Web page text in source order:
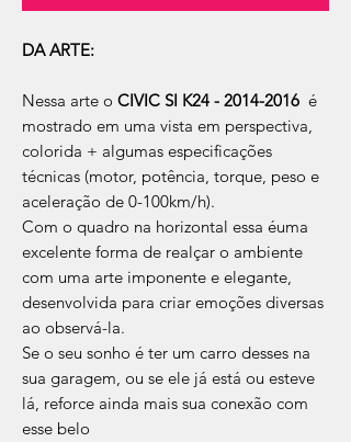
DA ARTE:
Nessa arte o CIVIC SI K24 - 2014-2016 é
mostrado em uma vista em perspectiva,
colorida + algumas especificações
técnicas (motor, potência, torque, peso e
aceleração de 0-100km/h).
Com o quadro na horizontal essa éuma
excelente forma de realçar o ambiente
com uma arte imponente e elegante,
desenvolvida para criar emoções diversas
ao observá-la.
Se o seu sonho é ter um carro desses na
sua garagem, ou se ele já está ou esteve
lá, reforce ainda mais sua conexão com
esse belo